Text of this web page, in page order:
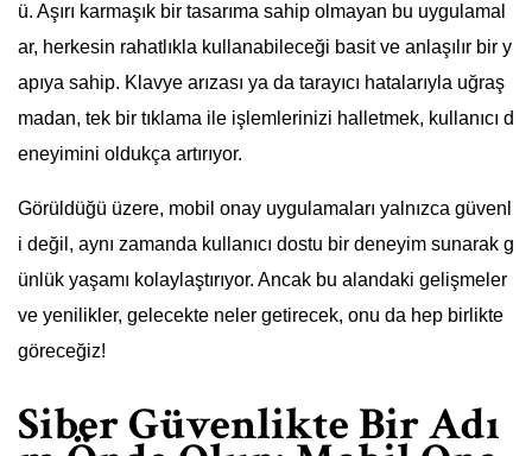
ü. Aşırı karmaşık bir tasarıma sahip olmayan bu uygulamal
ar, herkesin rahatlıkla kullanabileceği basit ve anlaşılır bir y
apıya sahip. Klavye arızası ya da tarayıcı hatalarıyla uğraş
madan, tek bir tıklama ile işlemlerinizi halletmek, kullanıcı d
eneyimini oldukça artırıyor.
Görüldüğü üzere, mobil onay uygulamaları yalnızca güvenl
i değil, aynı zamanda kullanıcı dostu bir deneyim sunarak g
ünlük yaşamı kolaylaştırıyor. Ancak bu alandaki gelişmeler
ve yenilikler, gelecekte neler getirecek, onu da hep birlikte
göreceğiz!
Siber Güvenlikte Bir Adı